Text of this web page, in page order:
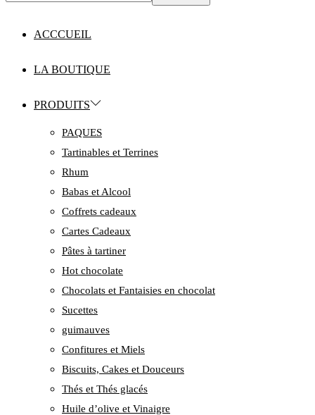
ACCCUEIL
LA BOUTIQUE
PRODUITS
PAQUES
Tartinables et Terrines
Rhum
Babas et Alcool
Coffrets cadeaux
Cartes Cadeaux
Pâtes à tartiner
Hot chocolate
Chocolats et Fantaisies en chocolat
Sucettes
guimauves
Confitures et Miels
Biscuits, Cakes et Douceurs
Thés et Thés glacés
Huile d’olive et Vinaigre